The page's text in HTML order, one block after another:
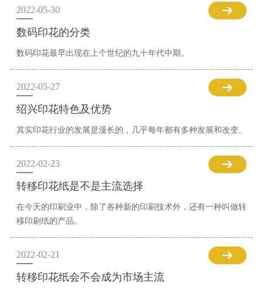
2022-05-30
数码印花的分类
数码印花最早出现在上个世纪的九十年代中期。
2022-05-27
绍兴印花特色及优势
其实印花行业的发展是漫长的，几乎每年都有多种发展和改变。
2022-02-23
转移印花纸是不是主流选择
在今天的印刷业中，除了各种新的印刷技术外，还有一种叫做转
移印刷纸的产品。
2022-02-21
转移印花纸会不会成为市场主流